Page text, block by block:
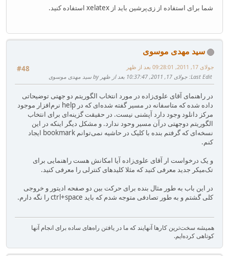
شما برای استفاده از زی‌پرشین باید از xelatex استفاده کنید.
سید مهدی موسوی
#48
جولای 17, 2011, 09:28:01 بعد از ظهر
Last Edit: جولای 17, 2011, 10:37:47 بعد از ظهر by سید مهدی موسوی
در راهنمای آقای علوی‌زاده در مورد انتخاب الگوریتم دو جهتی توضیحاتی
داده شده که متاسفانه در مسیر گفته شده‌ای که در help نرم‌افزار موجود
مرکز دانلود وجود دارد آپشنی نیست. در حقیقت گزینه‌ای برای انتخاب
الگوریتم دوجهتی درآن مسیر وحود ندارد. و مشکل دیگر اینکه در این
نسخه‌ای که گرفتم بنده با کلیک در حاشیه نمی‌توانم bookmark ایجاد
کنم.
و یک درخواست ار آقای علوی‌زاده آیا امکانش هست راهنمایی برای
تک‌میکر جدید معرفی کنید که مثلا کلیدهای کنترلی را معرفی کنید.
در این باب به طور مثال بنده برای حرکت بین دو صفحه ادیتور و خروجی
کلی گشتم و به طور تصادفی متوجه شدم که باید ctrl+space را نگه دارم.
همیشه سخت‌ترین کارها آنهایند که ما در یافتن راه‌های ساده برای انجام آنها
کوتاهی کرده‌ایم.